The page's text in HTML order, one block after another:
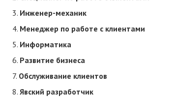
Инженер-механик
Менеджер по работе с клиентами
Информатика
Развитие бизнеса
Обслуживание клиентов
Явский разработчик